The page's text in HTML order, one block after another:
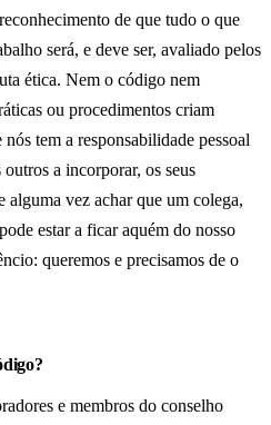
de que tudo o que
será, e deve ser, avaliado pelos
ética. Nem o código nem
ou procedimentos criam
tem a responsabilidade pessoal
a incorporar, os seus
alguma vez achar que um colega,
estar a ficar aquém do nosso
queremos e precisamos de o
e membros do conselho